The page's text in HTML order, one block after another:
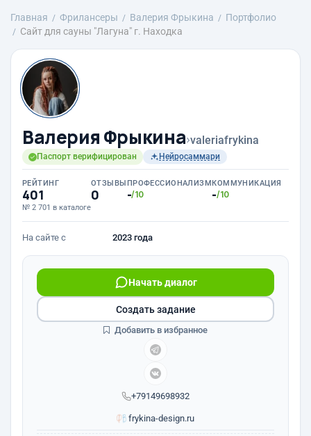
Главная Фрилансеры Валерия Фрыкина
Портфолио
Сайт для сауны "Лагуна" г. Находка
Валерия Фрыкина›valeriafrykina
Паспорт верифицирован Нейросаммари
РЕЙТИНГ
401
№ 2 701 в каталоге
ОТЗЫВЫ
0
ПРОФЕССИОНАЛИЗМ
-/10
КОММУНИКАЦИЯ
-/10
На сайте с 2023 года
+79149698932
Начать диалог
frykina-design.ru
Создать задание
Добавить в избранное